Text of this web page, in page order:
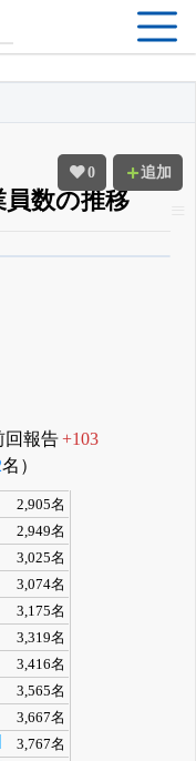
0 追加
員数の推移
回報告+103
名）
2,905名
2,949名
3,025名
3,074名
3,175名
3,319名
3,416名
3,565名
3,667名
3,767名